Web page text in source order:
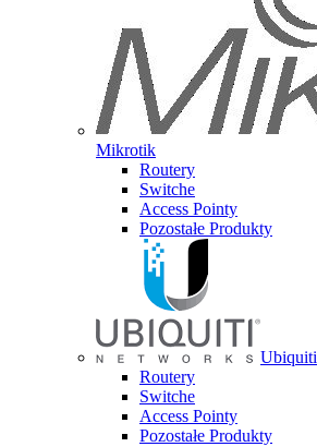
Mikrotik
Routery
Switche
Access Pointy
Pozostałe Produkty
Ubiquiti
Routery
Switche
Access Pointy
Pozostałe Produkty